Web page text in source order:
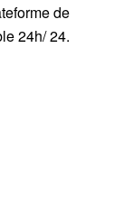
de
24h/ 24.